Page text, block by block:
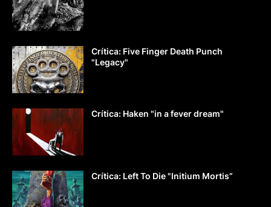
Crítica: Five Finger Death Punch
"Legacy"
Crítica: Haken "in a fever dream"
Crítica: Left To Die "Initium Mortis”